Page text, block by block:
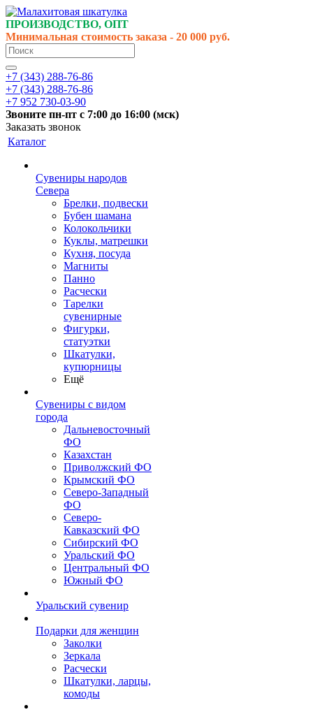
ПРОИЗВОДСТВО, ОПТ
Минимальная стоимость заказа - 20 000 руб.
+7 (343) 288-76-86
+7 (343) 288-76-86
+7 952 730-03-90
Звоните пн-пт с 7:00 до 16:00 (мск)
Заказать звонок
Каталог
Сувениры народов
Севера
Брелки, подвески
Бубен шамана
Колокольчики
Куклы, матрешки
Кухня, посуда
Магниты
Панно
Расчески
Тарелки
сувенирные
Фигурки,
статуэтки
Шкатулки,
купюрницы
Ещё
Сувениры с видом
города
Дальневосточный
ФО
Казахстан
Приволжский ФО
Крымский ФО
Северо-Западный
ФО
Северо-
Кавказский ФО
Сибирский ФО
Уральский ФО
Центральный ФО
Южный ФО
Уральский сувенир
Подарки для женщин
Заколки
Зеркала
Расчески
Шкатулки, ларцы,
комоды